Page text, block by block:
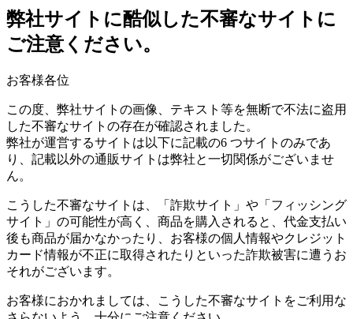
弊社サイトに酷似した不審なサイトに
ご注意ください。
お客様各位
この度、弊社サイトの画像、テキスト等を無断で不法に盗用
した不審なサイトの存在が確認されました。
弊社が運営するサイトは以下に記載の6 つサイトのみであ
り、記載以外の通販サイトは弊社と一切関係がございませ
ん。
こうした不審なサイトは、「詐欺サイト」や「フィッシング
サイト」の可能性が高く、商品を購入されると、代金支払い
後も商品が届かなかったり、お客様の個人情報やクレジット
カード情報が不正に取得されたりといった詐欺被害に遭うお
それがございます。
お客様におかれましては、こうした不審なサイトをご利用な